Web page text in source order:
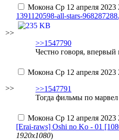
>>
Мокона Ср 12 апреля 2023
1391120598-all-stars-
>>1547790
Честно говоря,
>>
Мокона Ср 12 апреля 2023
>>1547791
Тогда фильмы по
Мокона Ср 12 апреля 2023
[Erai-raws] Oshi no Ko - 01
1920x1080)